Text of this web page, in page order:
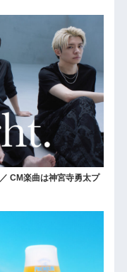
CM楽曲は神宮寺勇太プ